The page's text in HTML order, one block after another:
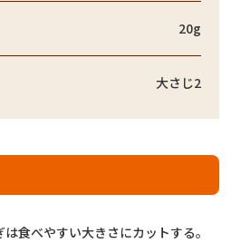
20g
大さじ2
食べやすい大きさにカットする。